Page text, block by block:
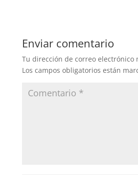
Enviar comentario
Tu dirección de correo electrónico
Los campos obligatorios están